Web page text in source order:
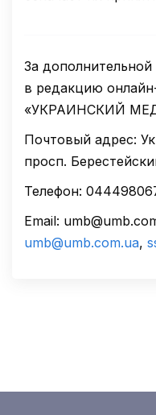
За
в редакцию
«УКРАИНСКИЙ
Почтовый адрес:
просп.
Телефон:
Email:
umb@umb.com.ua,